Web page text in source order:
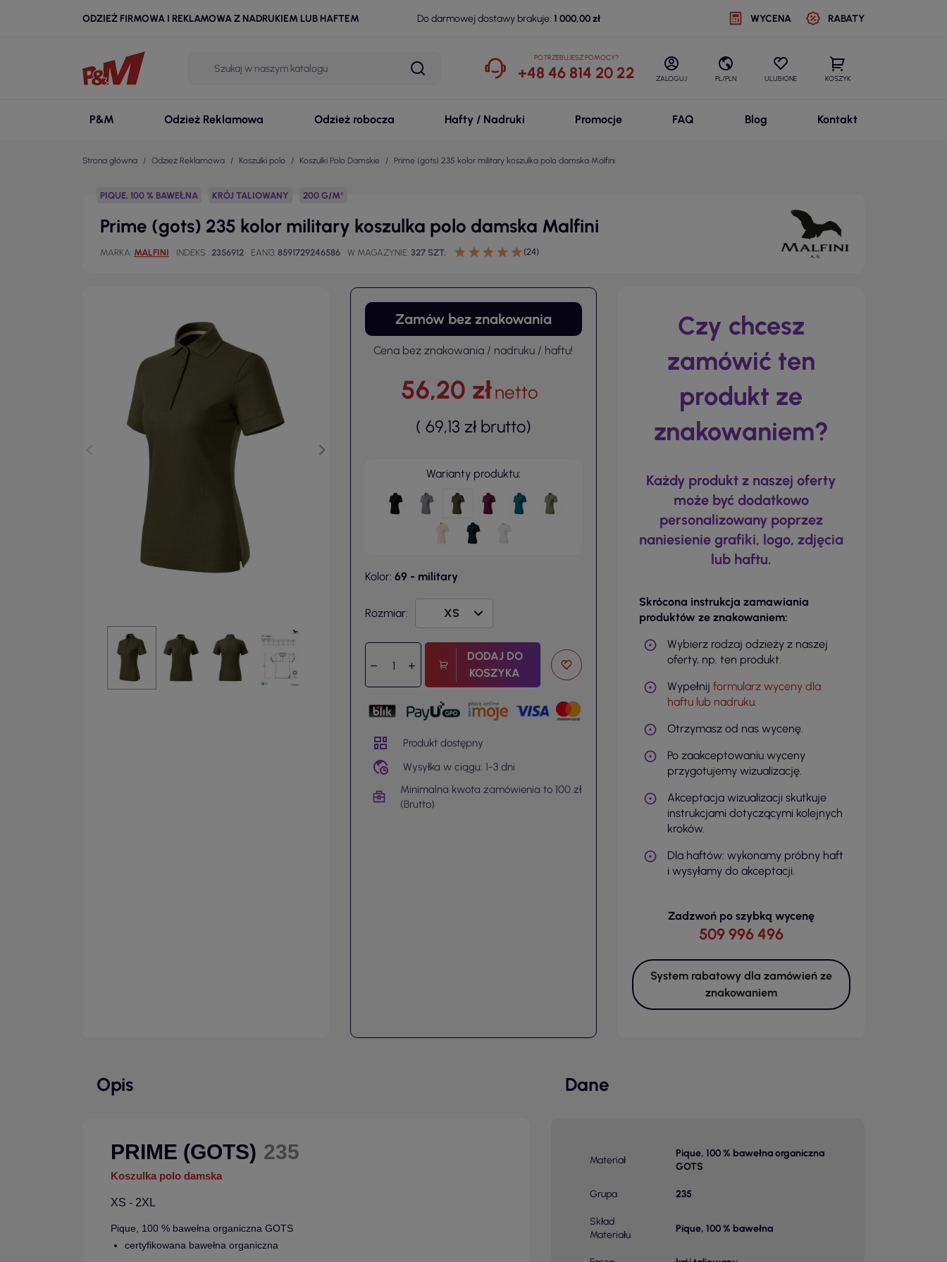
ODZIEŻ FIRMOWA I REKLAMOWA Z NADRUKIEM LUB HAFTEM Do darmowej dostawy brakuje: 1 000,00 zł WYCENA RABATY
POTRZEBUJESZ POMOCY?
+48 46 814 20 22 ZALOGUJ PL/PLN ULUBIONE KOSZYK
P&M Odzież Reklamowa Odzież robocza Hafty / Nadruki Promocje FAQ Blog Kontakt
Strona główna Odzież Reklamowa Koszulki polo Koszulki Polo Damskie Prime (gots) 235 kolor military koszulka polo damska Malfini
PIQUE, 100 % BAWEŁNA KRÓJ TALIOWANY 200 G/M²
Prime (gots) 235 kolor military koszulka polo damska Malfini
MARKA MALFINI INDEKS 2356912 EAN13 8591729246586 W MAGAZYNIE 327 SZT. (24)
Zamów bez znakowania
Cena bez znakowania / nadruku / haftu!
56,20 złnetto
( 69,13 zł brutto)
Warianty produktu:
Kolor: 69 - military
Rozmiar:
DODAJ DO
KOSZYKA
Produkt dostępny
Wysyłka w ciągu: 1-3 dni
Minimalna kwota zamówienia to 100 zł
(Brutto)
Czy chcesz
zamówić ten
produkt ze
znakowaniem?
Każdy produkt z naszej oferty
może być dodatkowo
personalizowany poprzez
naniesienie grafiki, logo, zdjęcia
lub haftu.
Skrócona instrukcja zamawiania
produktów ze znakowaniem:
Wybierz rodzaj odzieży z naszej
oferty, np. ten produkt.
Wypełnij formularz wyceny dla
haftu lub nadruku.
Otrzymasz od nas wycenę.
Po zaakceptowaniu wyceny
przygotujemy wizualizację.
Akceptacja wizualizacji skutkuje
instrukcjami dotyczącymi kolejnych
kroków.
Dla haftów: wykonamy próbny haft
i wysyłamy do akceptacji.
Zadzwoń po szybką wycenę
509 996 496
System rabatowy dla zamówień ze
znakowaniem
Opis
PRIME (GOTS) 235
Koszulka polo damska
XS - 2XL
Pique, 100 % bawełna organiczna GOTS
certyfikowana bawełna organiczna
Dane
Materiał
Pique, 100 % bawełna organiczna
GOTS
Grupa 235
Skład
Materiału
Pique, 100 % bawełna